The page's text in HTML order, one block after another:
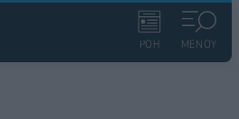
ΡΟΗ ΜΕΝΟΥ